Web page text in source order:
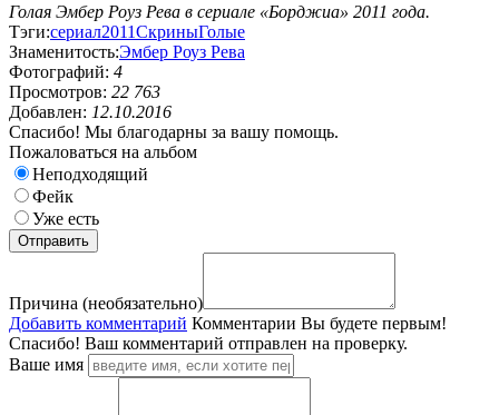
Голая Эмбер Роуз Рева в сериале «Борджиа» 2011 года.
Тэги:сериал2011СкриныГолые
Знаменитость:Эмбер Роуз Рева
Фотографий: 4
Просмотров: 22 763
Добавлен: 12.10.2016
Спасибо! Мы благодарны за вашу помощь.
Пожаловаться на альбом
Неподходящий
Фейк
Уже есть
Причина (необязательно)
Добавить комментарий Комментарии Вы будете первым!
Спасибо! Ваш комментарий отправлен на проверку.
Ваше имя